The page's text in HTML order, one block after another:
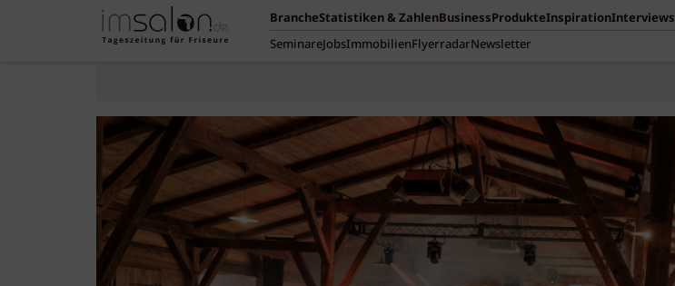
BrancheStatistiken & ZahlenBusinessProdukteInspirationInterviews
SeminareJobsImmobilienFlyerradarNewsletter